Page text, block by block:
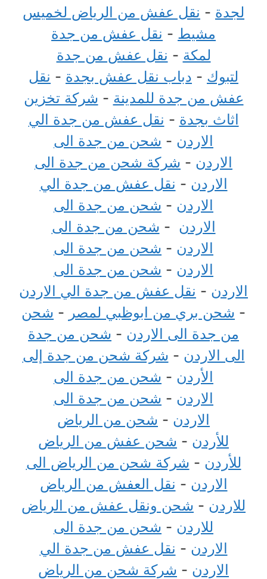
لجدة - نقل عفش من الرياض لخميس
مشيط - نقل عفش من جدة
لمكة - نقل عفش من جدة
لتبوك - دباب نقل عفش بجدة - نقل
عفش من جدة للمدينة - شركة تخزين
اثاث بجدة - نقل عفش من جدة الي
الاردن - شحن من جدة الى
الاردن - شركة شحن من جدة الى
الاردن - نقل عفش من جدة الي
الاردن - شحن من جدة الى
الاردن - شحن من جدة الى
الاردن - شحن من جدة الى
الاردن - شحن من جدة الى
الاردن - نقل عفش من جدة الي الاردن
- شحن بري من ابوظبي لمصر - شحن
من جدة الى الاردن - شحن من جدة
الى الاردن - شركة شحن من جدة إلى
الأردن - شحن من جدة الى
الاردن - شحن من جدة الى
الاردن - شحن من الرياض
للأردن - شحن عفش من الرياض
للأردن - شركة شحن من الرياض الى
الاردن - نقل العفش من الرياض
للاردن - شحن ونقل عفش من الرياض
للاردن - شحن من جدة الى
الاردن - نقل عفش من جدة الي
الاردن - شركة شحن من الرياض